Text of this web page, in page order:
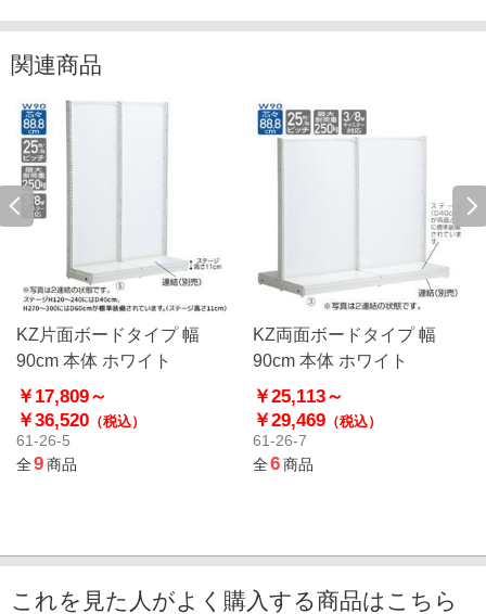
関連商品
KZ片面ボードタイプ 幅
90cm 本体 ホワイト
￥17,809～
￥36,520 （税込）
61-26-5
全9商品
KZ両面ボードタイプ 幅
90cm 本体 ホワイト
￥25,113～
￥29,469 （税込）
61-26-7
全6商品
これを見た人がよく購入する商品はこちら